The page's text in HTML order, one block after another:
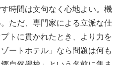
時間は文句なく心地よい。機
ただ、専門家による立派な仕
トに貫かれたとき、より力を
ートホテル」なら問題は何も